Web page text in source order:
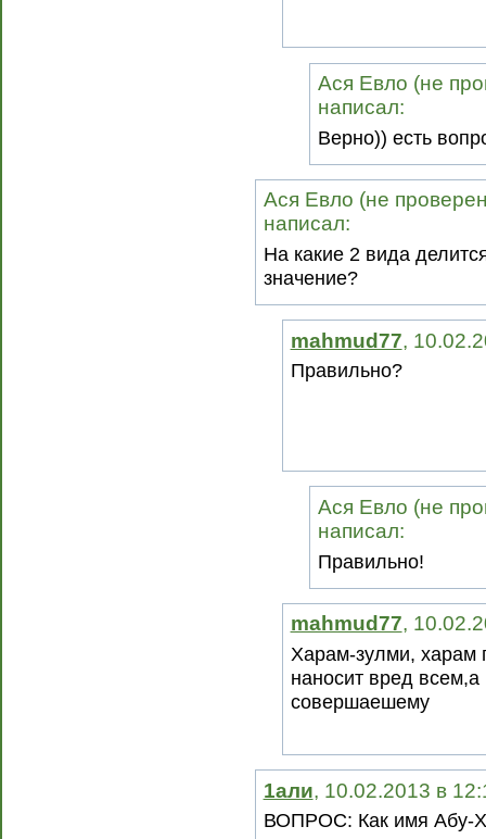
Ася Евло (не
написал:
Верно)) есть
Ася Евло (не
написал:
На какие 2 вида
значение?
mahmud77,
Правильно?
Ася Евло (не
написал:
Правильно!
mahmud77,
Харам-зулми, харам
наносит вред всем,а
совершаешему
1али, 10.02.2013 в
ВОПРОС: Как имя Абу-